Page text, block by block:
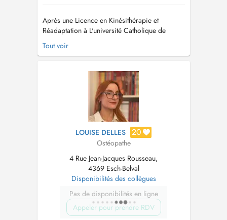
Après une Licence en Kinésithérapie et
Réadaptation à L'université Catholique de
Louvain (UCL)achevée en 2001, j'ai poursuivi
une formation au Sutherland College of
Ostéopathe D.O. en 2007....
Tout voir
LOUISE DELLES 20
Ostéopathe
4 Rue Jean-Jacques Rousseau,
4369 Esch-Belval
Disponibilités des collègues
Pas de disponibilités en ligne
Appeler pour prendre RDV